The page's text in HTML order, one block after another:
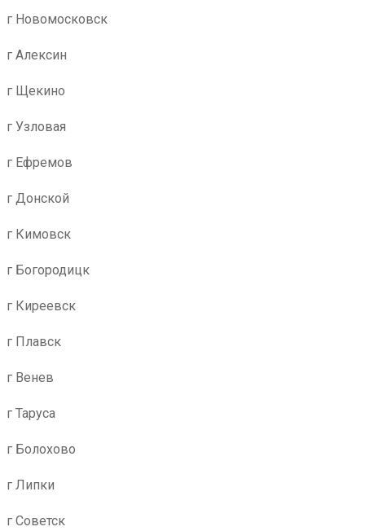
г Новомосковск
г Алексин
г Щекино
г Узловая
г Ефремов
г Донской
г Кимовск
г Богородицк
г Киреевск
г Плавск
г Венев
г Таруса
г Болохово
г Липки
г Советск